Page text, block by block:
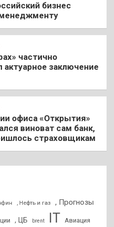
бизнес
частично
актуарное заключение
офиса «Открытия»
виноват сам банк,
страховщикам
, Нефть и газ , Прогнозы
, ЦБ brent IT Авиация